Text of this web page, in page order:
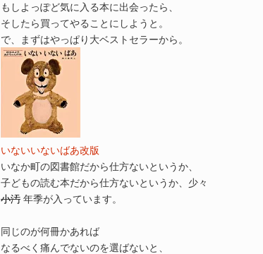
もしよっぽど気に入る本に出会ったら、
そしたら買ってやることにしようと。
で、まずはやっぱり大ベストセラーから。
いないいないばあ改版
いなか町の図書館だから仕方ないというか、
子どもの読む本だから仕方ないというか、少々
小汚 年季が入っています。
同じのが何冊かあれば
なるべく痛んでないのを選ばないと、